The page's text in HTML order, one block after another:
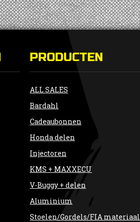
PRODUCTEN
ALL SALES
Bardahl
Cadeaubonnen
Honda delen
Injectoren
KMS + MAXXECU
V-Buggy + delen
Aluminium
Stoelen/Gordels/FIA materiaal